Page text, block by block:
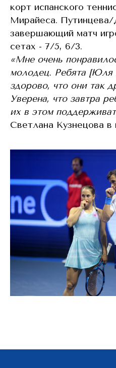
корт испанского
Мирайеса. Путинцева/
завершающий матч
сетах - 7/5, 6/3.
«Мне очень
молодец. Ребята
здорово, что они так
Уверена, что завтра
их в этом
Светлана Кузнецова в